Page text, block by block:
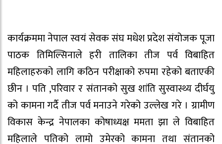
कार्यक्रममा नेपाल स्वयं सेवक संघ मधेश प्रदेश संयोजक पूजा
पाठक तिमिल्सिनाले हरी तालिका तीज पर्व विबाहित
महिलाहरुको लागि कठिन परीक्षाको रुपमा रहेको बताएकी
छीन । पति ,परिवार र संतानको सुख शांति सुस्वास्थ्य दीर्घयु
को कामना गर्दै तीज पर्व मनाउने गरेको उल्लेख गरे । ग्रामीण
विकास केन्द्र नेपालका कोषाध्यक्ष ममता झा ले विबाहित
महिलाले पतिको लामो उमेरको कामना तथा संतानको